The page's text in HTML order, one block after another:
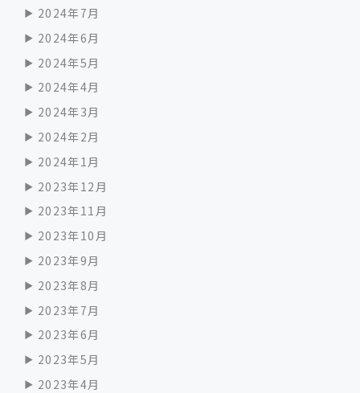
2024年7月
2024年6月
2024年5月
2024年4月
2024年3月
2024年2月
2024年1月
2023年12月
2023年11月
2023年10月
2023年9月
2023年8月
2023年7月
2023年6月
2023年5月
2023年4月